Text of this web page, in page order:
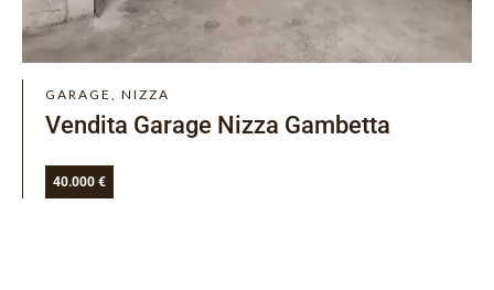
GARAGE, NIZZA
Vendita Garage Nizza Gambetta
40.000 €